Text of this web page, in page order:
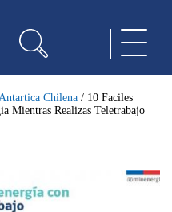
Chilena / 10 Faciles
Mientras Realizas Teletrabajo